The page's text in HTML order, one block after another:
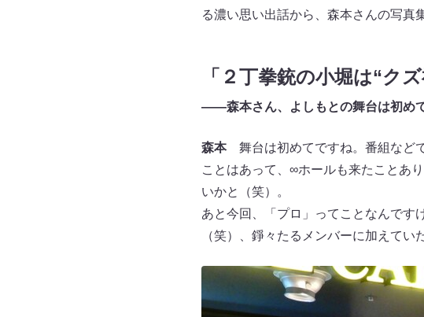
る濃い思い出話から、森本さんの写真
「２丁拳銃の小堀は“ク
――森本さん、よしもとの舞台は初め
森本舞台は初めてですね。番組など
ことはあって、∞ホールも来たことあ
いかと（笑）。
あと今回、「プロ」ってことなんで
（笑）、錚々たるメンバーに加えてい